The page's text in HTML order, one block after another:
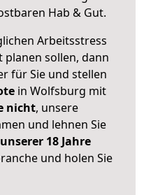
Hab & Gut.
Arbeitsstress
planen sollen, dann
für Sie und stellen
in Wolfsburg mit
nicht, unsere
und lehnen Sie
18 Jahre
und holen Sie